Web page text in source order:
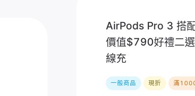
AirPods Pro 3 搭
價值$790好禮二
線充
一般商品 現折 滿